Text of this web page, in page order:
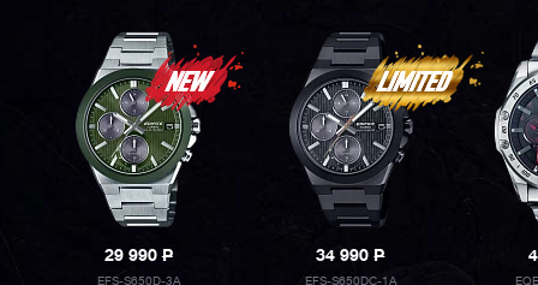
29 990P
EFS-S650D-3A
34 990P
EFS-S650DC-1A